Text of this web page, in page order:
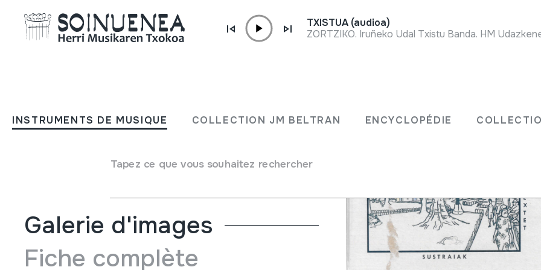
INSTRUMENTS DE MUSIQUE COLLECTION JM BELTRAN ENCYCLOPÉDIE
Tapez ce que vous souhaitez rechercher
TXISTUA (audioa)
Sustraiak; Peppermint Sextet
Phonothèque
Galerie d'images
Fiche complète